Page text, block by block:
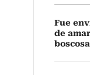
Fue
de